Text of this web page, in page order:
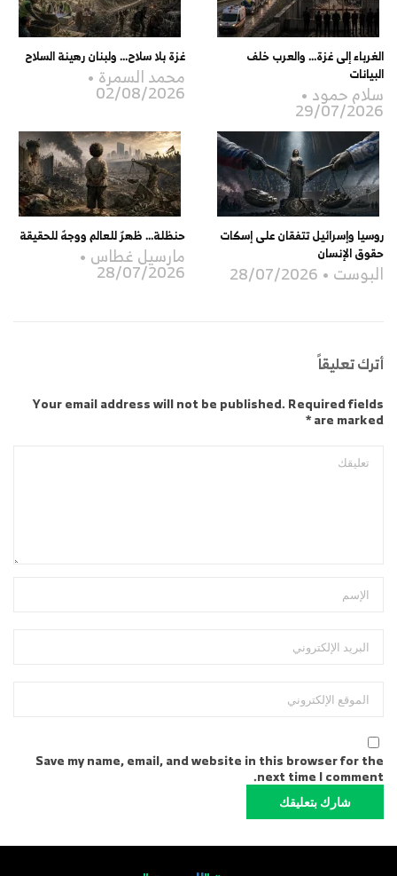
غزة بلا سلاح… ولبنان رهينة السلاح
محمد السمرة
02/08/2026
الغرباء إلى غزة… والعرب خلف
البيانات
سلام حمود
29/07/2026
حنظلة… ظهرٌ للعالم ووجهٌ للحقيقة
مارسيل غطاس
28/07/2026
روسيا وإسرائيل تتفقان على إسكات
حقوق الإنسان
البوست 28/07/2026
أترك تعليقاً
Your email address will not be published. Required fields
are marked *
Save my name, email, and website in this browser for the
next time I comment.